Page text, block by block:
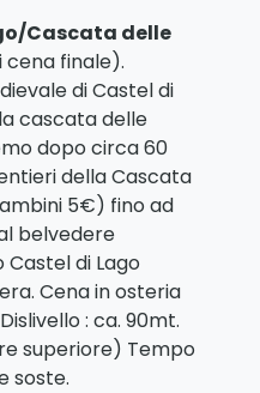
/Cascata delle
cena finale).
di Castel di
cascata delle
dopo circa 60
della Cascata
5€) fino ad
belvedere
di Lago
Cena in osteria
: ca. 90mt.
superiore) Tempo
soste.